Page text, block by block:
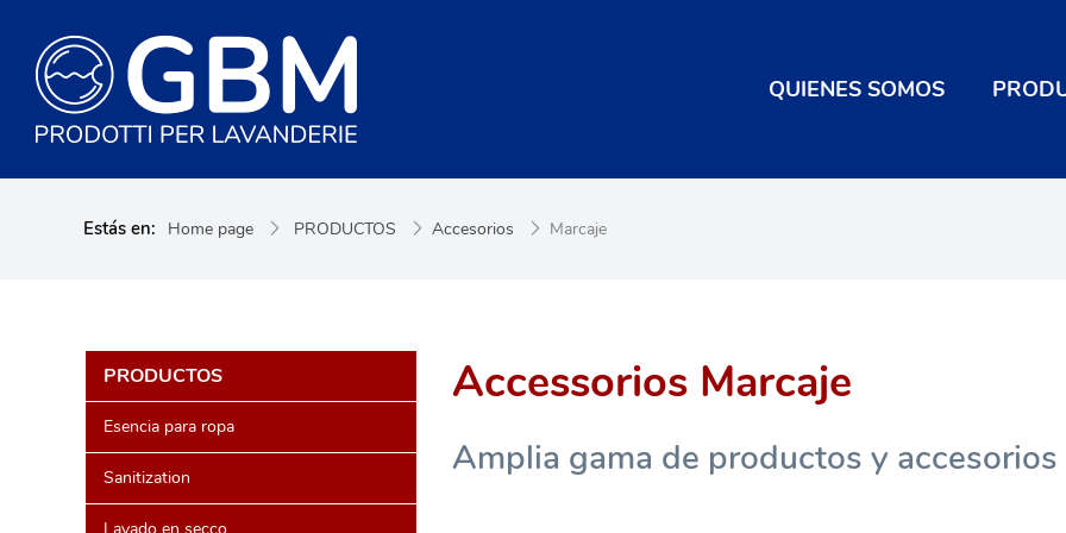
QUIENES SOMOS
Estás en: Home page PRODUCTOS Accesorios Marcaje
PRODUCTOS
Esencia para ropa
Sanitization
Accessorios Marcaje
Amplia gama de productos y